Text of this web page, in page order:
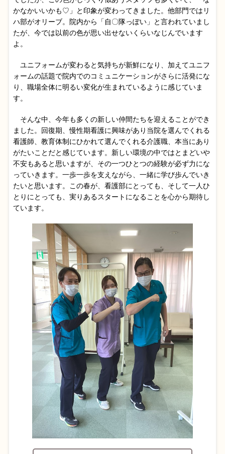
かなかいいかも♡」と印象が変わってきました。他部門ではリ
ハ部がオリーブ。院内から「自〇隊っぽい」と言われていまし
たが、今では以前の色が思い出せないくらいなじんでいます
よ。
ユニフォームが変わると気持ちが新鮮になり、加えてユニフ
ォームの話題で院内でのコミュニケーションがさらに活発にな
り、職場全体に明るい変化が生まれているように感じていま
す。
そんな中、今年も多くの新しい仲間たちを迎えることができ
ました。回復期、慢性期看護に興味があり当院を選んでくれる
看護師、教育体制にひかれて選んでくれる介護職、本当にあり
がたいことだと感じています。新しい環境の中ではとまどいや
不安もあると思いますが、その一つひとつの経験が必ず力にな
っていきます。一歩一歩を支えながら、一緒に学び歩んでいき
たいと思います。この春が、看護部にとっても、そして一人ひ
とりにとっても、実りあるスタートになることを心から期待し
ています。